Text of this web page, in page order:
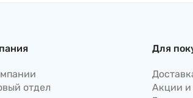
отдел
Для
Акции